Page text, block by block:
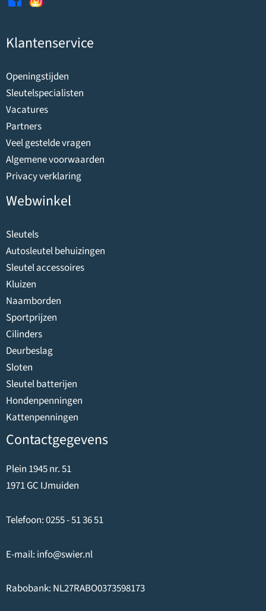
Klantenservice
Openingstijden
Sleutelspecialisten
Vacatures
Partners
Veel gestelde vragen
Algemene voorwaarden
Privacy verklaring
Webwinkel
Sleutels
Autosleutel behuizingen
Sleutel accessoires
Kluizen
Naamborden
Sportprijzen
Cilinders
Deurbeslag
Sloten
Sleutel batterijen
Hondenpenningen
Kattenpenningen
Contactgegevens
Plein 1945 nr. 51
1971 GC IJmuiden
Telefoon:0255 - 51 36 51
E-mail: info@swier.nl
Rabobank: NL27RABO0373598173